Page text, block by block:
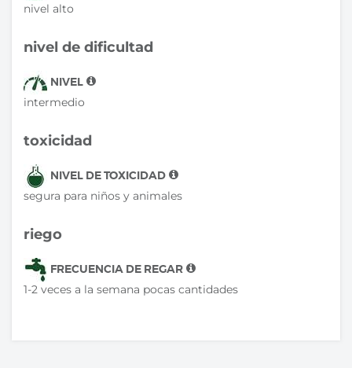
nivel alto
nivel de dificultad
NIVEL
intermedio
toxicidad
NIVEL DE TOXICIDAD
segura para niños y animales
riego
FRECUENCIA DE REGAR
1-2 veces a la semana pocas cantidades